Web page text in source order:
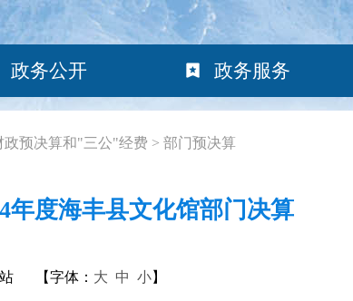
政务公开 政务服务
政预决算和"三公"经费 > 部门预决算
年度海丰县文化馆部门决算
【字体： 大 中 小】